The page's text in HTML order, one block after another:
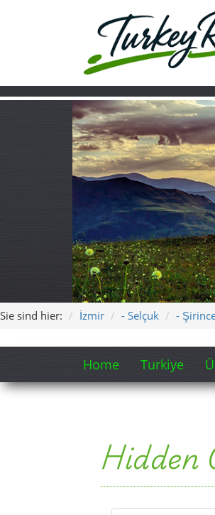
Sie sind hier: İzmir - Selçuk -
Home Turkiye
Hidden